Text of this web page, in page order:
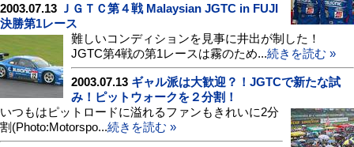
2003.07.13 ＪＧＴＣ第４戦 Malaysian JGTC in FUJI
決勝第1レース
難しいコンディションを見事に井出が制した！
JGTC第4戦の第1レースは霧のため...続きを読む »
2003.07.13 ギャル派は大歓迎？！JGTCで新たな試
み！ピットウォークを２分割！
いつもはピットロードに溢れるファンもきれいに2分
割(Photo:Motorspo...続きを読む »